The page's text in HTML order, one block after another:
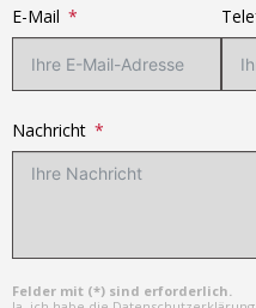
E-Mail
Nachricht
Felder mit (*) sind erforderlich.